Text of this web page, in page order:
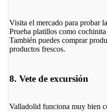
Visita el mercado para probar la
Prueba platillos como
También puedes comprar
productos frescos.
8. Vete de excursión
Valladolid funciona muy bien